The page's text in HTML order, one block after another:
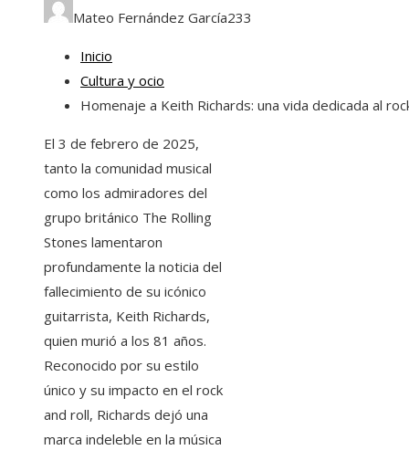
Mateo Fernández García233
Inicio
Cultura y ocio
Homenaje a Keith Richards: una vida dedicada al
El 3 de febrero de 2025,
tanto la comunidad musical
como los admiradores del
grupo británico The Rolling
Stones lamentaron
profundamente la noticia del
fallecimiento de su icónico
guitarrista, Keith Richards,
quien murió a los 81 años.
Reconocido por su estilo
único y su impacto en el rock
and roll, Richards dejó una
marca indeleble en la música